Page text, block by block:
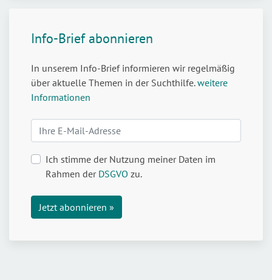
Info-Brief abonnieren
In unserem Info-Brief informieren wir regelmäßig
über aktuelle Themen in der Suchthilfe.weitere
Informationen
Ich stimme der Nutzung meiner Daten im
Rahmen der DSGVO zu.